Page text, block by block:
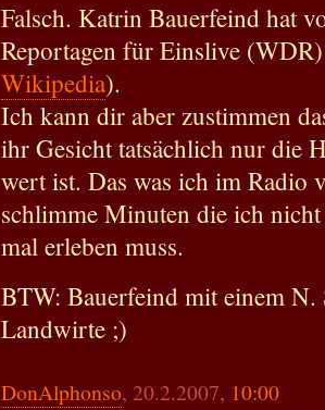
Falsch. Katrin Bauerfeind hat
Reportagen für Einslive
Wikipedia).
Ich kann dir aber zustimmen
ihr Gesicht tatsächlich nur die
wert ist. Das was ich im Radio
schlimme Minuten die ich
mal erleben muss.
BTW: Bauerfeind mit einem
Landwirte ;)
DonAlphonso, 20.2.2007, 10:00